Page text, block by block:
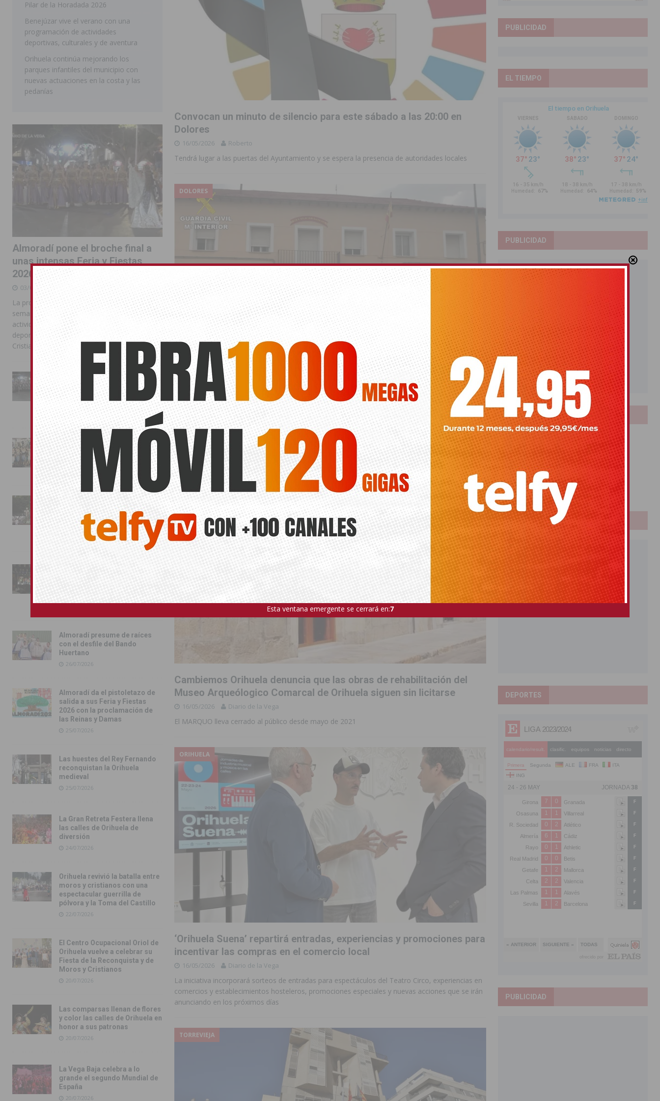
Convocan un minuto de silencio para este sábado a las 20:00 en
Dolores
16/05/2026 Roberto
Tendrá lugar a las puertas del Ayuntamiento y se espera la presencia de autoridades locales
DOLORES
Conmoción en Dolores ante el hallazgo de los cadáveres de un
matrimonio y su hijo en el Pabellón de la Guardia Civil
16/05/2026 Roberto
Los tres cadáveres presentaban heridas por arma de fuego. El padre, de 55 años, era agente del
cuartel local
ORIHUELA
Cambiemos Orihuela denuncia que las obras de rehabilitación del
Museo Arqueólogico Comarcal de Orihuela siguen sin licitarse
16/05/2026 Diario de la Vega
El MARQUO lleva cerrado al público desde mayo de 2021
ORIHUELA
‘Orihuela Suena’ repartirá entradas, experiencias y promociones para
incentivar las compras en el comercio local
16/05/2026 Diario de la Vega
La iniciativa incorporará sorteos de entradas para espectáculos del Teatro Circo, experiencias en
comercios y establecimientos hosteleros, promociones especiales y nuevas acciones que se irán
anunciando en los próximos días
TORREVIEJA
Pilar de la Horadada 2026
Benejúzar vive el verano con una
programación de actividades
deportivas, culturales y de aventura
Orihuela continúa mejorando los
parques infantiles del municipio con
nuevas actuaciones en la costa y las
pedanías
Almoradí pone el broche final a
unas intensas Feria y Fiestas
2026
03/08/2026
La programación reunió durante más de una
semana actos institucionales, conciertos,
actividades familiares, competiciones
deportivas y las celebraciones de Moros y
Cristianos
La Entrada Cristiana llena de
esplendor las calles de
Almoradí en una multitudinaria
jornada festera
02/08/2026
La magia de la Entrada Mora
conquista las calles de
Almoradí
01/08/2026
La fiesta se adueña de
Almoradí con la presentación
de los cargos festeros y la
toma del castillo
31/07/2026
Pilar de la Horadada
conmemora con emoción el
40º aniversario de su
independencia como municipio
Almoradí presume de raíces
con el desfile del Bando
Huertano
26/07/2026
Almoradí da el pistoletazo de
salida a sus Feria y Fiestas
2026 con la proclamación de
las Reinas y Damas
25/07/2026
Las huestes del Rey Fernando
reconquistan la Orihuela
medieval
25/07/2026
La Gran Retreta Festera llena
las calles de Orihuela de
diversión
24/07/2026
Orihuela revivió la batalla entre
moros y cristianos con una
espectacular guerrilla de
pólvora y la Toma del Castillo
22/07/2026
El Centro Ocupacional Oriol de
Orihuela vuelve a celebrar su
Fiesta de la Reconquista y de
Moros y Cristianos
20/07/2026
Las comparsas llenan de flores
y color las calles de Orihuela en
honor a sus patronas
20/07/2026
La Vega Baja celebra a lo
grande el segundo Mundial de
España
20/07/2026
PUBLICIDAD
EL TIEMPO
PUBLICIDAD
LOTERIAS
Bonoloto
Primitiva
El Gordo
Euromillones
Loteria
Once
PUBLICIDAD
DEPORTES
PUBLICIDAD
Esta ventana emergente se cerrará en:5